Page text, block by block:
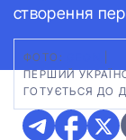
створення
ФОТО:
ПЕРШИЙ
ГОТУЄТЬСЯ ДО